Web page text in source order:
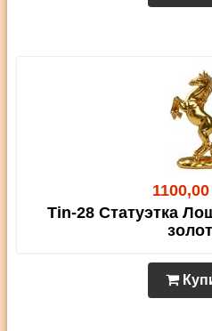
Tin-28 Статуэтка